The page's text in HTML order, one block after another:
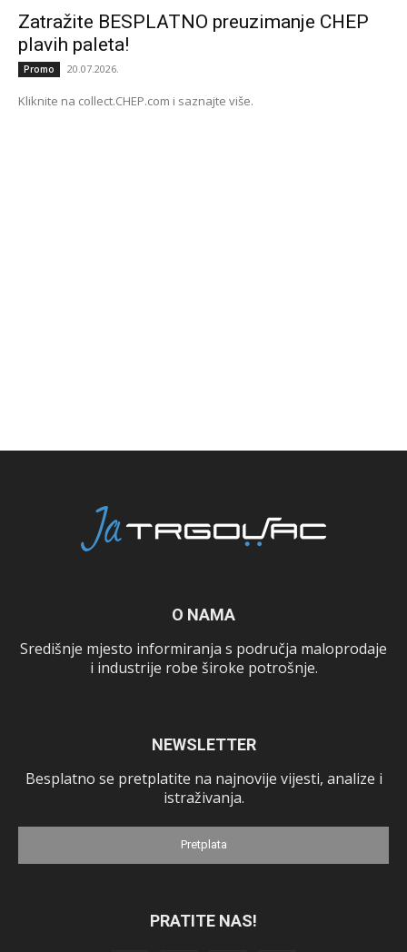
Zatražite BESPLATNO preuzimanje CHEP
plavih paleta!
Promo 20.07.2026.
Kliknite na collect.CHEP.com i saznajte više.
O NAMA
Središnje mjesto informiranja s područja maloprodaje
i industrije robe široke potrošnje.
NEWSLETTER
Besplatno se pretplatite na najnovije vijesti, analize i
istraživanja.
Pretplata
PRATITE NAS!